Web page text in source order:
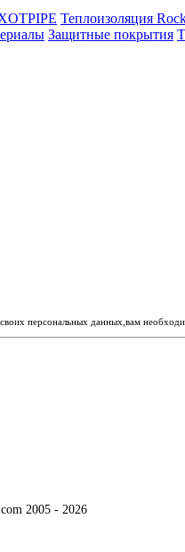
Теплоизоляция
Защитные покрытия
своих персональных данных,вам
2005 - 2026